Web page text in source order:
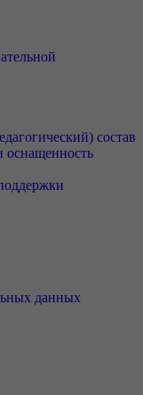
состав
оснащенность
данных